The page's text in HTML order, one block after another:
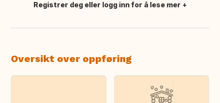
Oversett dette
Registrer deg eller logg inn for å lese mer
Oversikt over oppføring